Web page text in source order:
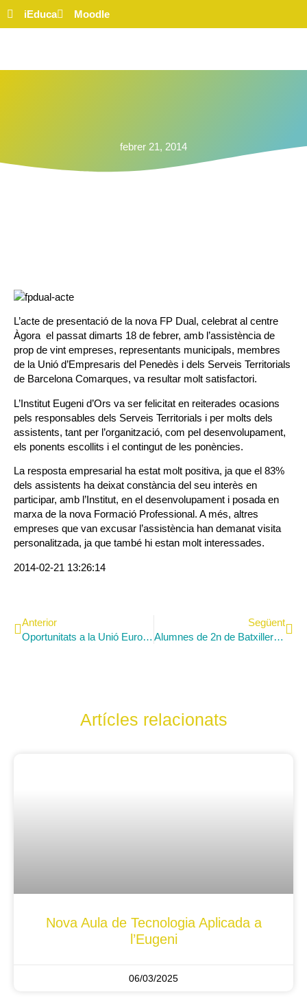
iEduca Moodle
febrer 21, 2014
L’acte de presentació de la nova FP Dual, celebrat al centre
Àgora el passat dimarts 18 de febrer, amb l’assistència de
prop de vint empreses, representants municipals, membres
de la Unió d’Empresaris del Penedès i dels Serveis Territorials
de Barcelona Comarques, va resultar molt satisfactori.
L’Institut Eugeni d’Ors va ser felicitat en reiterades ocasions
pels responsables dels Serveis Territorials i per molts dels
assistents, tant per l’organització, com pel desenvolupament,
els ponents escollits i el contingut de les ponències.
La resposta empresarial ha estat molt positiva, ja que el 83%
dels assistents ha deixat constància del seu interès en
participar, amb l’Institut, en el desenvolupament i posada en
marxa de la nova Formació Professional. A més, altres
empreses que van excusar l’assistència han demanat visita
personalitzada, ja que també hi estan molt interessades.
2014-02-21 13:26:14
Anterior
Oportunitats a la Unió Europea
Següent
Alumnes de 2n de Batxillerat al programa «Divendres»
Artícles relacionats
Nova Aula de Tecnologia Aplicada a
l’Eugeni
06/03/2025